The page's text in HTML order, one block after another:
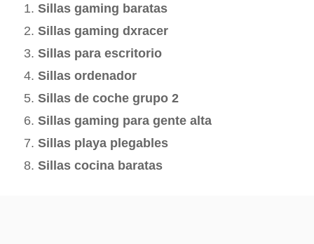
Sillas gaming baratas
Sillas gaming dxracer
Sillas para escritorio
Sillas ordenador
Sillas de coche grupo 2
Sillas gaming para gente alta
Sillas playa plegables
Sillas cocina baratas